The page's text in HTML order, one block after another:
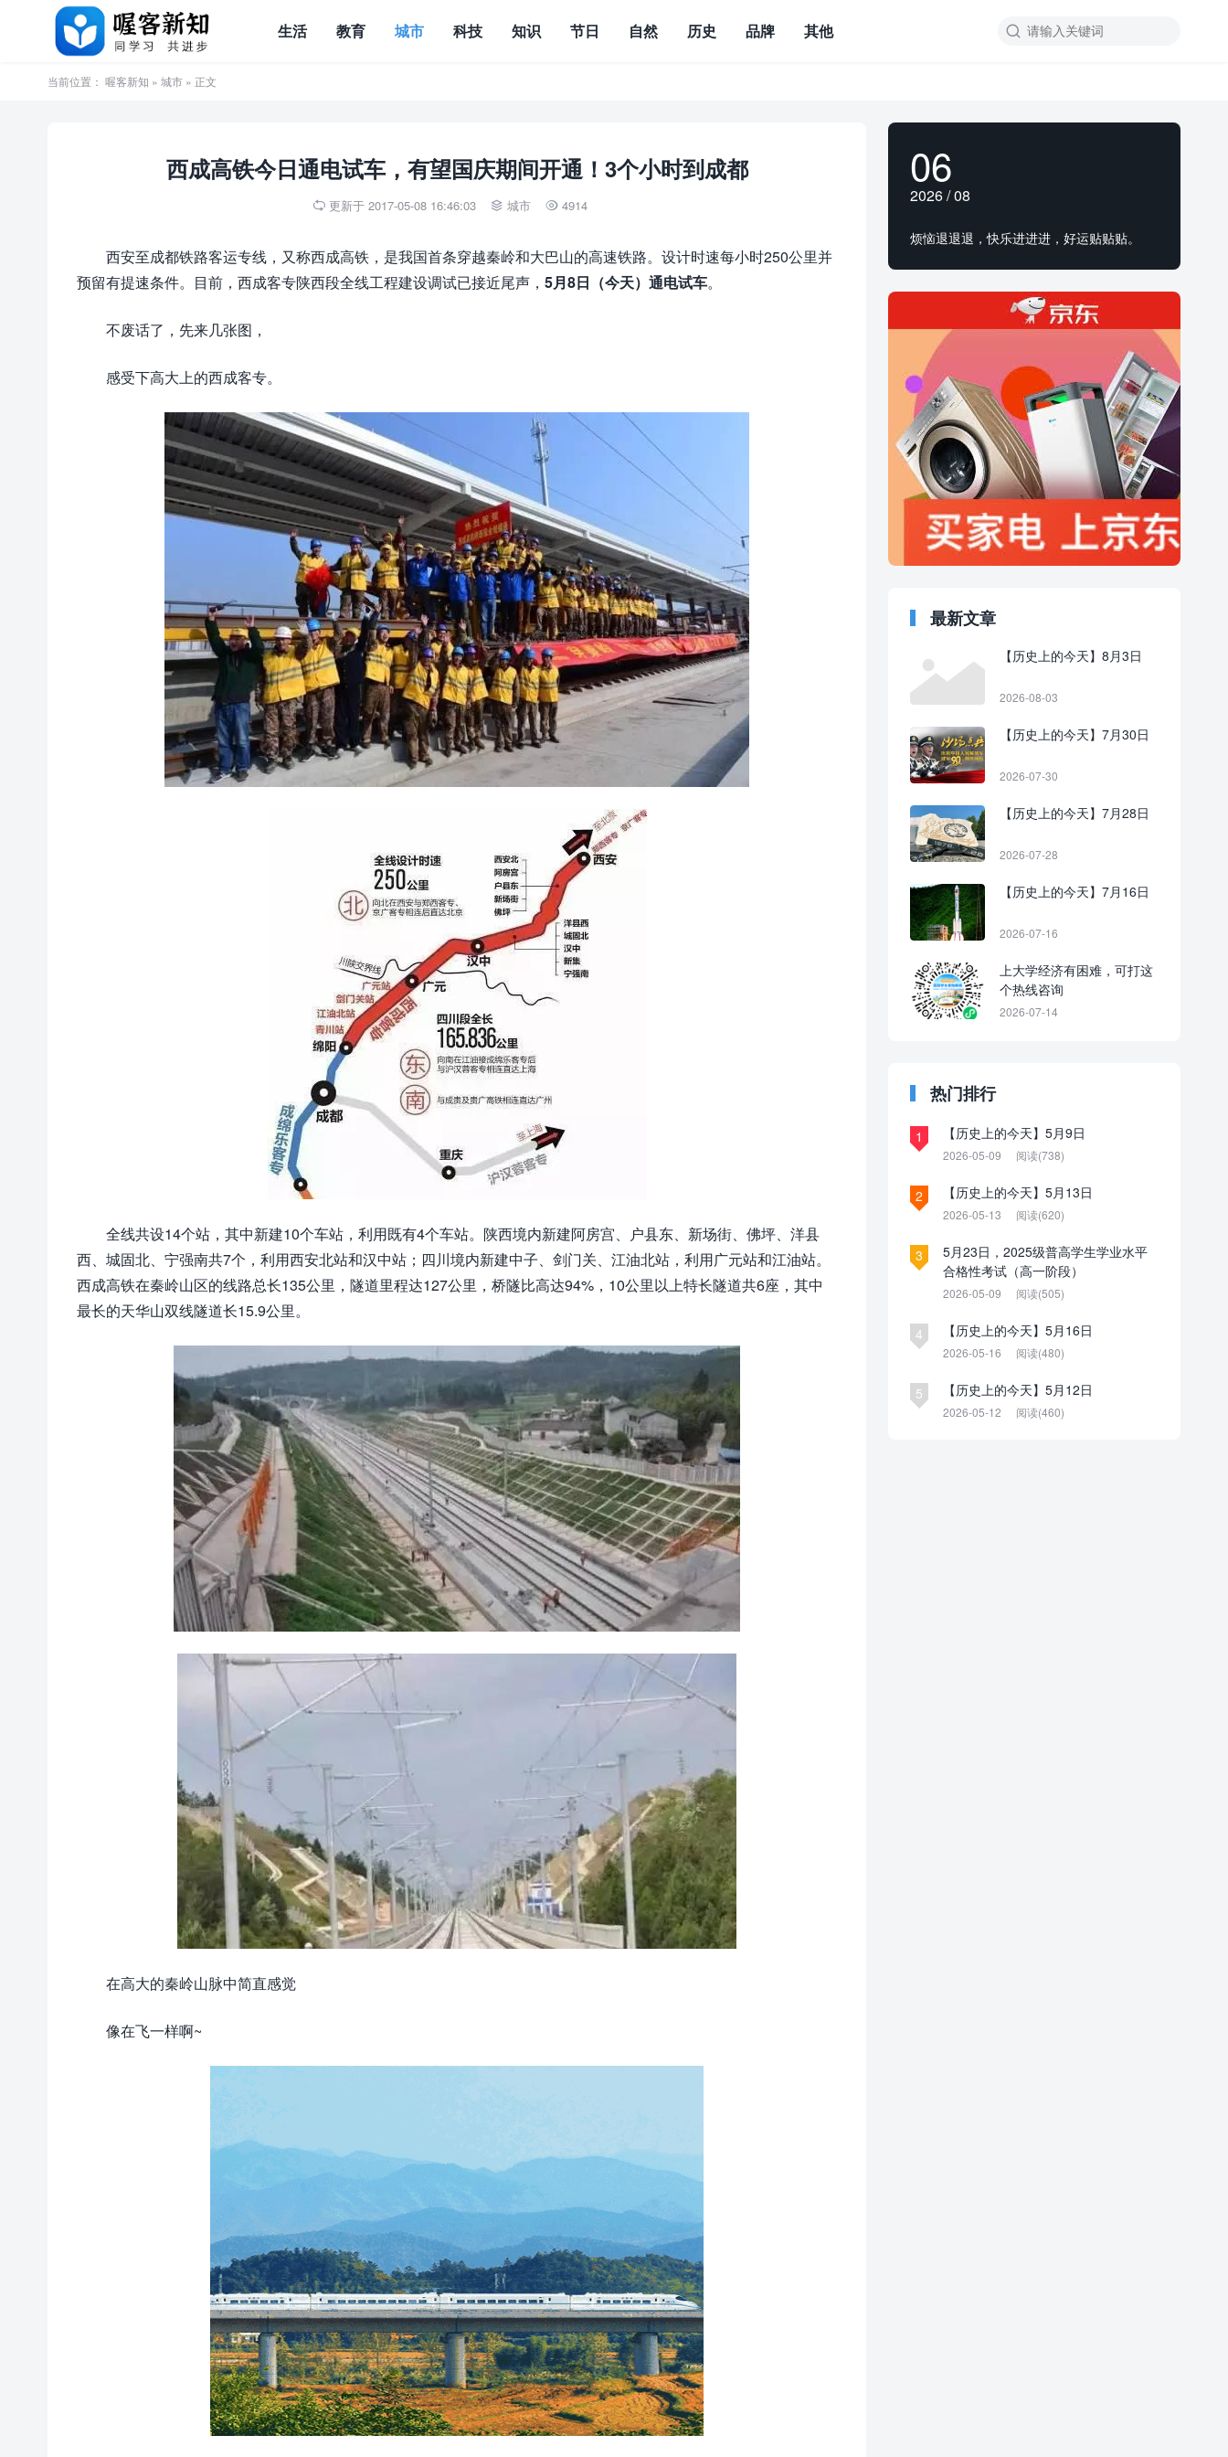

生活 教育 城市 科技 知识 节日 自然 历史 品牌 其他
当前位置： 喔客新知 » 城市 » 正文
西成高铁今日通电试车，有望国庆期间开通！3个小时到成都
 更新于 2017-05-08 16:46:03  城市  4914
西安至成都铁路客运专线，又称西成高铁，是我国首条穿越秦岭和大巴山的高速铁路。设计时速每小时250公里并
预留有提速条件。目前，西成客专陕西段全线工程建设调试已接近尾声， 5月8日（今天）通电试车。
不废话了，先来几张图，
感受下高大上的西成客专。
全线共设14个站，其中新建10个车站，利用既有4个车站。陕西境内新建阿房宫、户县东、新场街、佛坪、洋县
西、城固北、宁强南共7个，利用西安北站和汉中站；四川境内新建中子、剑门关、江油北站，利用广元站和江油站。
西成高铁在秦岭山区的线路总长135公里，隧道里程达127公里，桥隧比高达94%，10公里以上特长隧道共6座，其中
最长的天华山双线隧道长15.9公里。
在高大的秦岭山脉中简直感觉
像在飞一样啊~
06
2026 / 08
烦恼退退退，快乐进进进，好运贴贴贴。
最新文章
【历史上的今天】8月3日
2026-08-03
【历史上的今天】7月30日
2026-07-30
【历史上的今天】7月28日
2026-07-28
【历史上的今天】7月16日
2026-07-16
上大学经济有困难，可打这
个热线咨询
2026-07-14
热门排行
1 【历史上的今天】5月9日
2026-05-09 阅读(738)
2 【历史上的今天】5月13日
2026-05-13 阅读(620)
3
5月23日，2025级普高学生学业水平
合格性考试（高一阶段）
2026-05-09 阅读(505)
4 【历史上的今天】5月16日
2026-05-16 阅读(480)
5 【历史上的今天】5月12日
2026-05-12 阅读(460)